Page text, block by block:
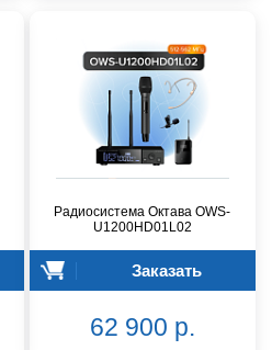
Радиосистема Октава OWS-
U1200HD01L02
Заказать
62 900 р.